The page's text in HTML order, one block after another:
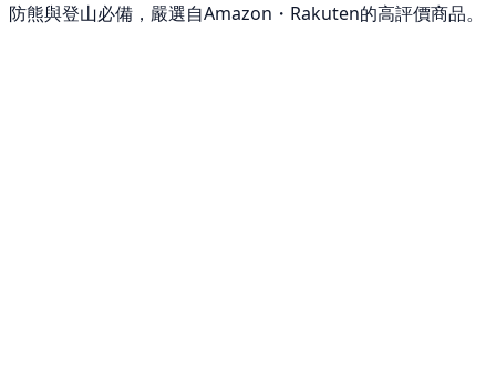
防熊與登山必備，嚴選自Amazon・Rakuten的高評價商品。